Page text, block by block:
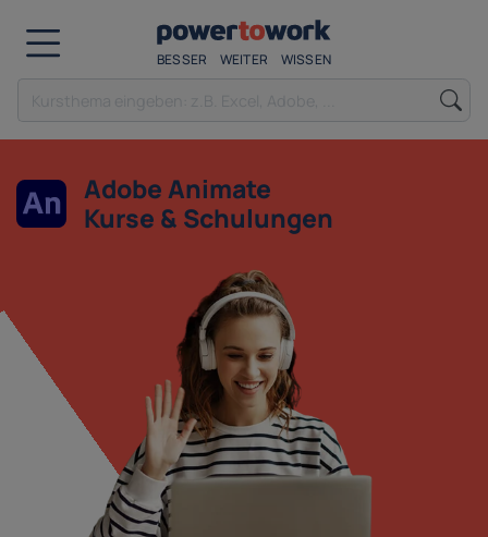
BESSER WEITER WISSEN
Adobe Animate
Kurse & Schulungen